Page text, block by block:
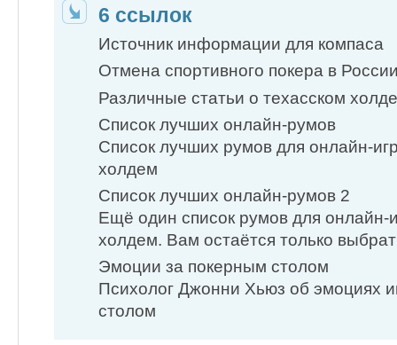
6 ссылок
Источник информации для компаса
Отмена спортивного покера в
Различные статьи о техасском
Список лучших онлайн-румов
Список лучших румов для онлайн-
холдем
Список лучших онлайн-румов 2
Ещё один список румов для онлайн-
холдем. Вам остаётся только
Эмоции за покерным столом
Психолог Джонни Хьюз об эмоциях
столом